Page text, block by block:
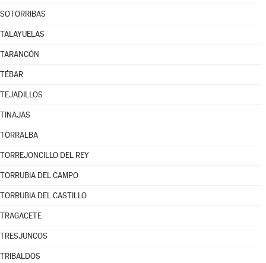
SOTORRIBAS
TALAYUELAS
TARANCÓN
TÉBAR
TEJADILLOS
TINAJAS
TORRALBA
TORREJONCILLO DEL REY
TORRUBIA DEL CAMPO
TORRUBIA DEL CASTILLO
TRAGACETE
TRESJUNCOS
TRIBALDOS